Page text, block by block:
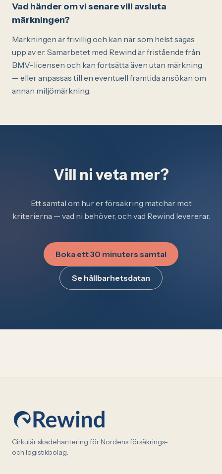
Vad händer om vi senare vill avsluta
märkningen?
Märkningen är frivillig och kan när som helst sägas
upp av er. Samarbetet med Rewind är fristående från
BMV-licensen och kan fortsätta även utan märkning
— eller anpassas till en eventuell framtida ansökan om
annan miljömärkning.
Vill ni veta mer?
Ett samtal om hur er försäkring matchar mot
kriterierna — vad ni behöver, och vad Rewind levererar.
Boka ett 30 minuters samtal
Se hållbarhetsdatan
Cirkulär skadehantering för Nordens försäkrings-
och logistikbolag.